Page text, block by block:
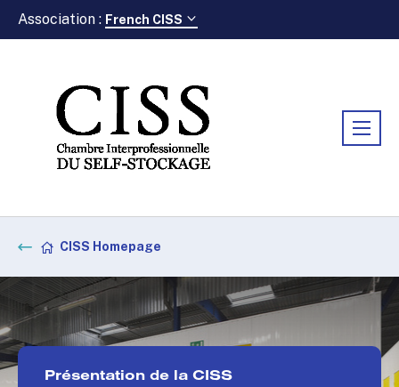
Association : French CISS
CISS Homepage
Présentation de la CISS